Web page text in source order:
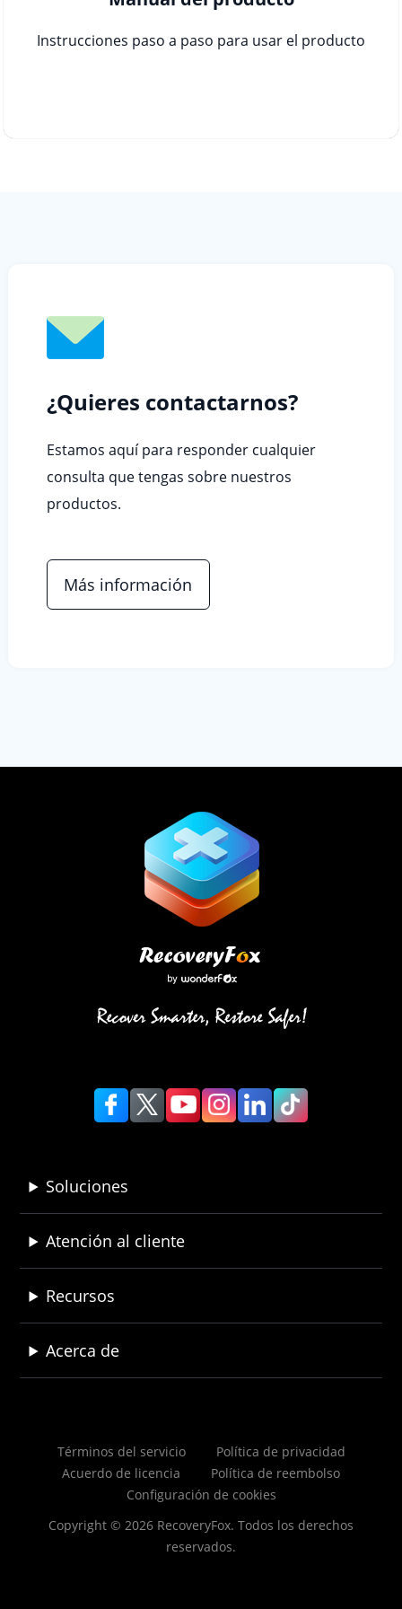
Instrucciones paso a paso para usar el producto
¿Quieres contactarnos?
Estamos aquí para responder cualquier
consulta que tengas sobre nuestros
productos.
Más información
Soluciones
Atención al cliente
Recursos
Acerca de
Términos del servicio
Política de privacidad
Acuerdo de licencia
Política de reembolso
Configuración de cookies
Copyright © 2026 RecoveryFox. Todos los derechos
reservados.